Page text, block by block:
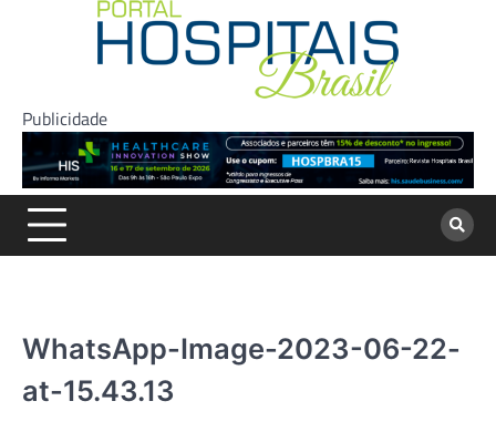
Publicidade
WhatsApp-Image-2023-06-22-
at-15.43.13